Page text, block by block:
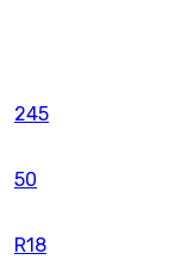
245
50
R18